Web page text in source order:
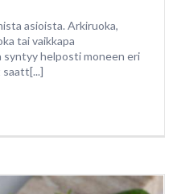
asioista. Arkiruoka,
tai vaikkapa
helposti moneen eri